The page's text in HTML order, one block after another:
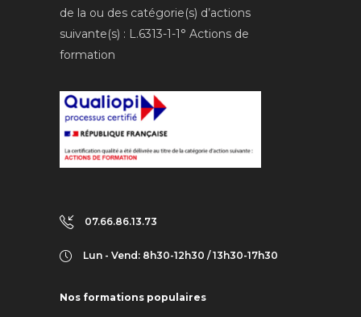
de la ou des catégorie(s) d’actions
suivante(s) : L.6313-1-1° Actions de
formation
07.66.86.13.73
Lun - Vend: 8h30-12h30 / 13h30-17h30
Nos formations populaires